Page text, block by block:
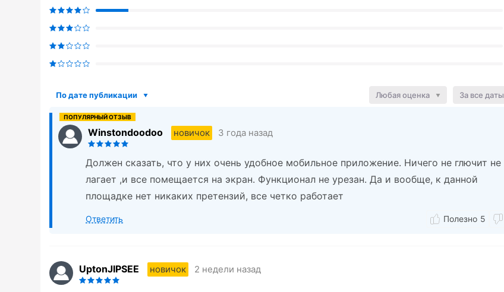
По дате публикации Любая оценка За все даты
Winstondoodoo новичок 3 года назад
Должен сказать, что у них очень удобное мобильное приложение. Ничего не глючит не
лагает ,и все помещается на экран. Функционал не урезан. Да и вообще, к данной
площадке нет никаких претензий, все четко работает
Ответить 5
UptonJIPSEE новичок 2 недели назад